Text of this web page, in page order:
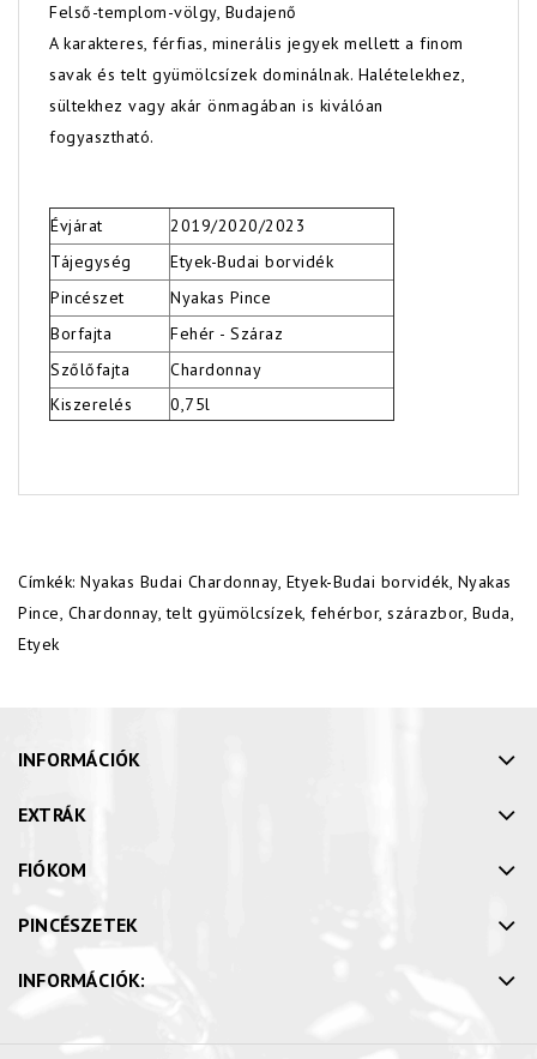
Felső-templom-völgy, Budajenő
A karakteres, férfias, minerális jegyek mellett a finom
savak és telt gyümölcsízek dominálnak. Halételekhez,
sültekhez vagy akár önmagában is kiválóan
fogyasztható.
Évjárat
2019/2020/2023
Tájegység
Etyek-Budai borvidék
Pincészet
Nyakas Pince
Borfajta
Fehér - Száraz
Szőlőfajta
Chardonnay
Kiszerelés
0,75l
Címkék: Nyakas Budai Chardonnay, Etyek-Budai borvidék, Nyakas
Pince, Chardonnay,telt gyümölcsízek, fehérbor, szárazbor, Buda,
Etyek
INFORMÁCIÓK
EXTRÁK
FIÓKOM
PINCÉSZETEK
INFORMÁCIÓK: